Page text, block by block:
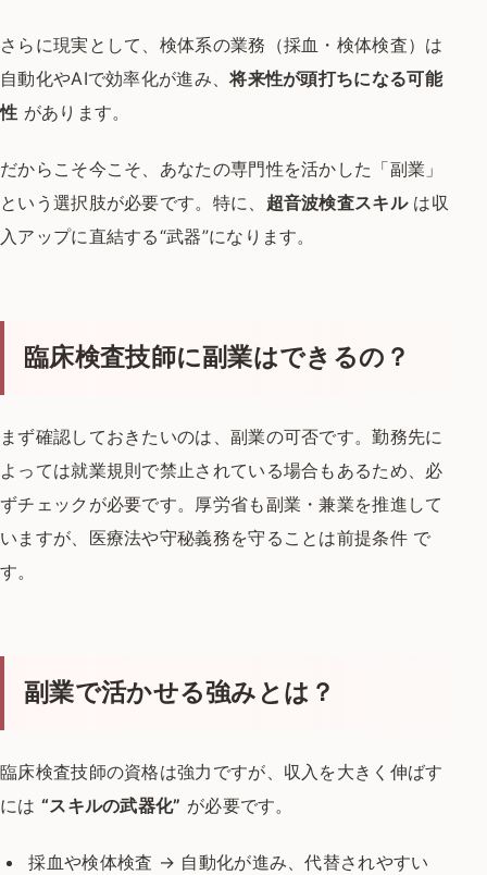
さらに現実として、検体系の業務（採血・検体検査）は
自動化やAIで効率化が進み、将来性が頭打ちになる可能
性 があります。
だからこそ今こそ、あなたの専門性を活かした「副業」
という選択肢が必要です。 特に、 超音波検査スキルは収
入アップに直結する“武器”になります。
臨床検査技師に副業はできるの？
まず確認しておきたいのは、副業の可否です。勤務先に
よっては就業規則で禁止されている場合もあるため、必
ずチェックが必要です。 厚労省も副業・兼業を推進して
いますが、 医療法や守秘義務を守ることは前提条件 で
す。
副業で活かせる強みとは？
臨床検査技師の資格は強力ですが、 収入を大きく伸ばす
には “スキルの武器化” が必要です。
採血や検体検査 → 自動化が進み、代替されやすい